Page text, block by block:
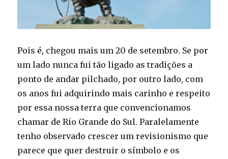
Pois é, chegou mais um 20 de setembro. Se por
um lado nunca fui tão ligado as tradições a
ponto de andar pilchado, por outro lado, com
os anos fui adquirindo mais carinho e respeito
por essa nossa terra que convencionamos
chamar de Rio Grande do Sul. Paralelamente
tenho observado crescer um revisionismo que
parece que quer destruir o símbolo e os